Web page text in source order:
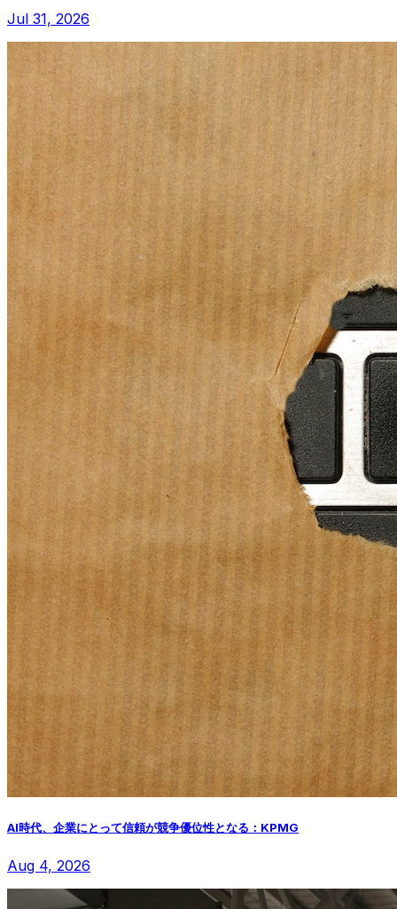
Jul 31, 2026
AI時代、企業にとって信頼が競争優位性となる：KPMG
Aug 4, 2026